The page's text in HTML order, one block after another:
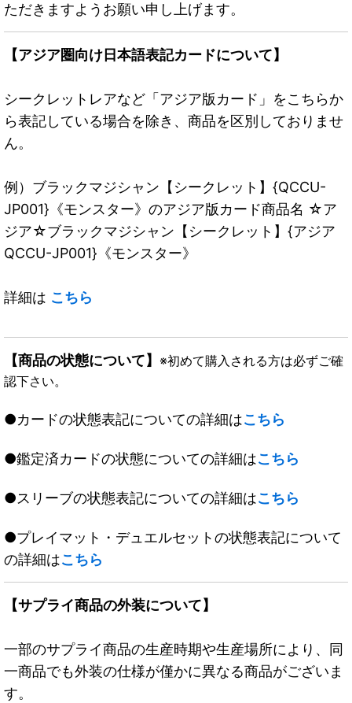
ただきますようお願い申し上げます。
【アジア圏向け日本語表記カードについて】
シークレットレアなど「アジア版カード」をこちらか
ら表記している場合を除き、商品を区別しておりませ
ん。
例）ブラックマジシャン【シークレット】{QCCU-
JP001}《モンスター》のアジア版カード商品名 ☆ア
ジア☆ブラックマジシャン【シークレット】{アジア
QCCU-JP001}《モンスター》
詳細は こちら
【商品の状態について】 ※初めて購入される方は必ずご確
認下さい。
●カードの状態表記についての詳細はこちら
●鑑定済カードの状態についての詳細はこちら
●スリーブの状態表記についての詳細はこちら
●プレイマット・デュエルセットの状態表記について
の詳細はこちら
【サプライ商品の外装について】
一部のサプライ商品の生産時期や生産場所により、同
一商品でも外装の仕様が僅かに異なる商品がございま
す。